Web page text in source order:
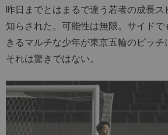
昨日までとはまるで違う若者の成長
知らされた。可能性は無限。サイド
きるマルチな少年が東京五輪のピッチ
それは驚きではない。